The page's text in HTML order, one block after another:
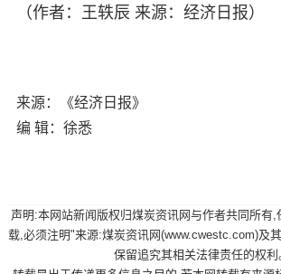
（作者：王轶辰 来源：经济日报）
来源：《经济日报》
编 辑：徐悉
声明:本网站新闻版权归煤炭资讯网与作者共同所有
载,必须注明"来源:煤炭资讯网(www.cwestc.com)及
保留追究其相关法律责任的权利